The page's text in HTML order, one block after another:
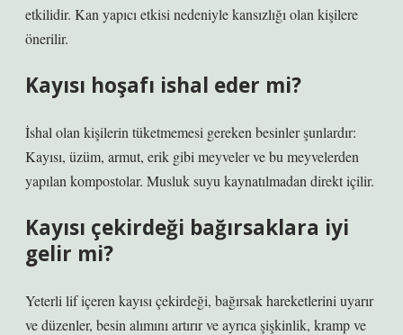
etkilidir. Kan yapıcı etkisi nedeniyle kansızlığı olan kişilere
önerilir.
Kayısı hoşafı ishal eder mi?
İshal olan kişilerin tüketmemesi gereken besinler şunlardır:
Kayısı, üzüm, armut, erik gibi meyveler ve bu meyvelerden
yapılan kompostolar. Musluk suyu kaynatılmadan direkt içilir.
Kayısı çekirdeği bağırsaklara iyi
gelir mi?
Yeterli lif içeren kayısı çekirdeği, bağırsak hareketlerini uyarır
ve düzenler, besin alımını artırır ve ayrıca şişkinlik, kramp ve